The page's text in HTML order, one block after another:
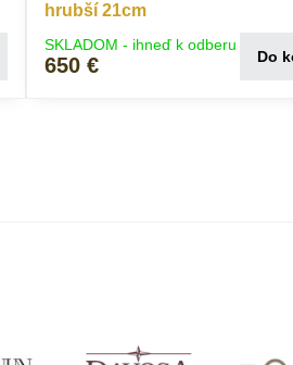
hrubší 21cm
SKLADOM - ihneď k odberu
650 € Do